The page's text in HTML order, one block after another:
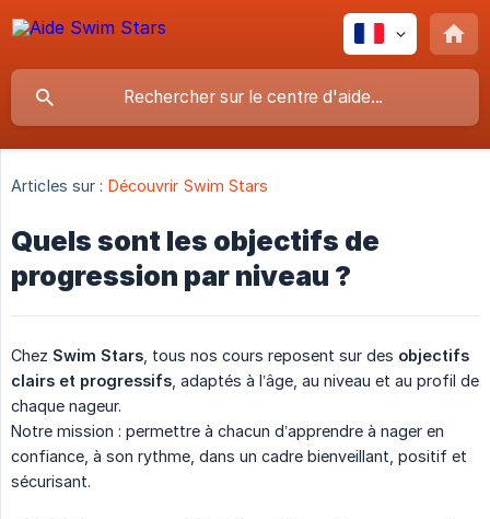
Articles sur : Découvrir Swim Stars
Quels sont les objectifs de
progression par niveau ?
Chez Swim Stars , tous nos cours reposent sur des objectifs
clairs et progressifs , adaptés à l’âge, au niveau et au profil de
chaque nageur.
Notre mission : permettre à chacun d’apprendre à nager en
confiance, à son rythme, dans un cadre bienveillant, positif et
sécurisant.